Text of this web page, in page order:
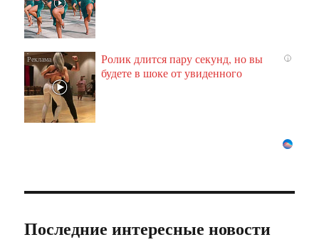
i
Ролик длится пару секунд, но вы
будете в шоке от увиденного
Последние интересные новости